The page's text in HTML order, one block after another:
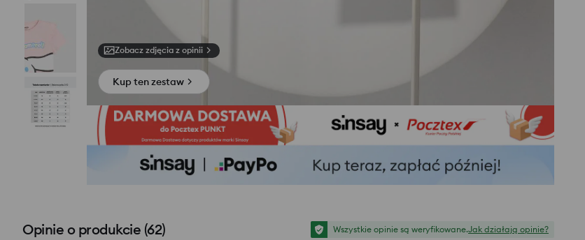
Zobacz zdjęcia z opinii
Kup ten zestaw
Opinie o produkcie (62) Wszystkie opinie są weryfikowane.Jak działają opinie?